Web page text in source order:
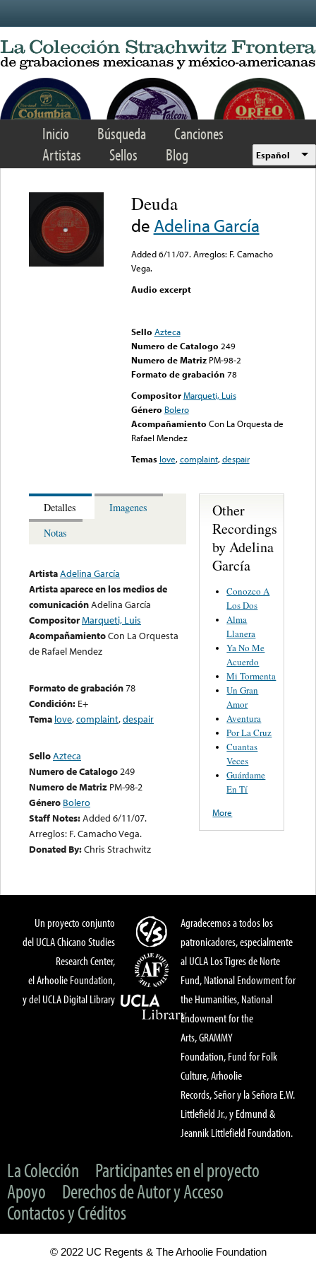
Inicio Búsqueda
Canciones
Artistas
Sellos Blog Español
Deuda
de Adelina García
Added 6/11/07. Arreglos: F. Camacho
Vega.
Audio excerpt
Sello Azteca
Numero de Catalogo 249
Numero de Matriz PM-98-2
Formato de grabación 78
Compositor Marqueti, Luis
Género Bolero
Acompañamiento Con La Orquesta de
Rafael Mendez
Temas love,complaint,despair
Detalles
Imagenes
Notas
ArtistaAdelina García
Artista aparece en los medios de
comunicaciónAdelina García
CompositorMarqueti, Luis
AcompañamientoCon La Orquesta
de Rafael Mendez
Formato de grabación78
Condición: E+
Tema love,complaint,despair
SelloAzteca
Numero de Catalogo249
Numero de Matriz PM-98-2
Género Bolero
Staff Notes:Added 6/11/07.
Arreglos: F. Camacho Vega.
Donated By:Chris Strachwitz
Other
Recordings
by Adelina
García
Conozco A
Los Dos
Alma
Llanera
Ya No Me
Acuerdo
Mi Tormenta
Un Gran
Amor
Aventura
Por La Cruz
Cuantas
Veces
Guárdame
En Tí
More
Un proyecto conjunto
del UCLA Chicano Studies
Research Center,
el Arhoolie Foundation,
y del UCLA Digital Library
Agradecemos a todos los
patronicadores, especialmente
al UCLA Los Tigres de Norte
Fund, National Endowment for
the Humanities, National
Endowment for the
Arts, GRAMMY
Foundation, Fund for Folk
Culture, Arhoolie
Records, Señor y la Señora E.W.
Littlefield Jr., y Edmund &
Jeannik Littlefield Foundation.
La Colección
Participantes en el proyecto
Apoyo
Derechos de Autor y Acceso
Contactos y Créditos
© 2022 UC Regents & The Arhoolie Foundation